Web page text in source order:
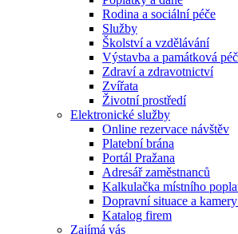
Rodina a sociální péče
Služby
Školství a vzdělávání
Výstavba a památková
Zdraví a zdravotnictví
Zvířata
Životní prostředí
Elektronické služby
Online rezervace návštěv
Platební brána
Portál Pražana
Adresář zaměstnanců
Kalkulačka místního
Dopravní situace a
Katalog firem
Zajímá vás